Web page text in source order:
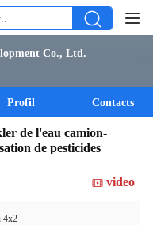
Co., Ltd.
Profil Contacts
de l'eau camion-
de pesticides
video
4x2